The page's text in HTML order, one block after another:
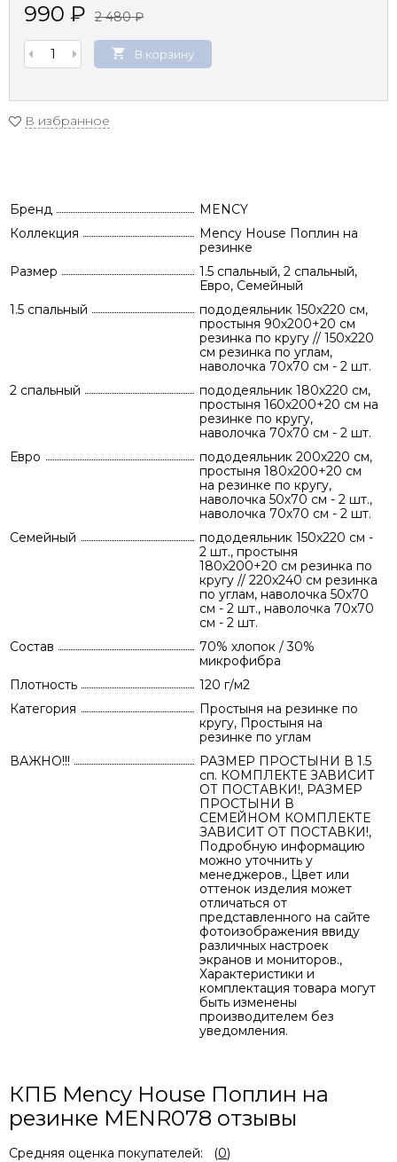
990 ₽ 2 480₽
В корзину
В избранное
Бренд
MENCY
Коллекция
Mency House Поплин на
резинке
Размер
1.5 спальный, 2 спальный,
Евро, Семейный
1.5 спальный
пододеяльник 150х220 см,
простыня 90х200+20 см
резинка по кругу // 150х220
см резинка по углам,
наволочка 70х70 см - 2 шт.
2 спальный
пододеяльник 180х220 см,
простыня 160х200+20 см на
резинке по кругу,
наволочка 70х70 см - 2 шт.
Евро
пододеяльник 200х220 см,
простыня 180х200+20 см
на резинке по кругу,
наволочка 50х70 см - 2 шт.,
наволочка 70х70 см - 2 шт.
Семейный
пододеяльник 150х220 см -
2 шт., простыня
180х200+20 см резинка по
кругу // 220х240 см резинка
по углам, наволочка 50х70
см - 2 шт., наволочка 70х70
см - 2 шт.
Состав
70% хлопок / 30%
микрофибра
Плотность
120 г/м2
Категория
Простыня на резинке по
кругу, Простыня на
резинке по углам
ВАЖНО!!!
РАЗМЕР ПРОСТЫНИ В 1.5
сп. КОМПЛЕКТЕ ЗАВИСИТ
ОТ ПОСТАВКИ!, РАЗМЕР
ПРОСТЫНИ В
СЕМЕЙНОМ КОМПЛЕКТЕ
ЗАВИСИТ ОТ ПОСТАВКИ!,
Подробную информацию
можно уточнить у
менеджеров., Цвет или
оттенок изделия может
отличаться от
представленного на сайте
фотоизображения ввиду
различных настроек
экранов и мониторов.,
Характеристики и
комплектация товара могут
быть изменены
производителем без
уведомления.
КПБ Mency House Поплин на
резинке MENR078 отзывы
Средняя оценка покупателей: (0)